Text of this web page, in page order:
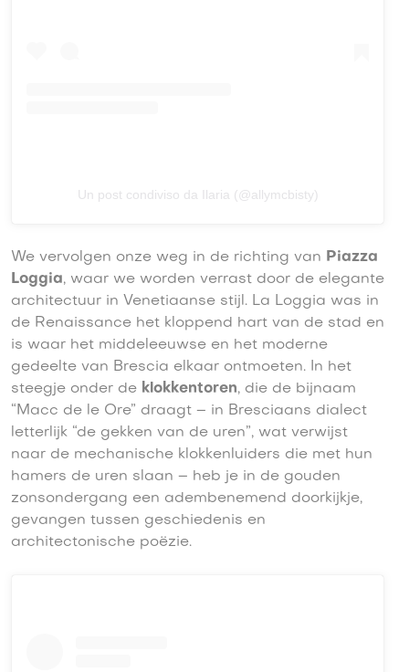
Un post condiviso da Ilaria (@allymcbisty)
We vervolgen onze weg in de richting van Piazza
Loggia, waar we worden verrast door de elegante
architectuur in Venetiaanse stijl. La Loggia was in
de Renaissance het kloppend hart van de stad en
is waar het middeleeuwse en het moderne
gedeelte van Brescia elkaar ontmoeten. In het
steegje onder de klokkentoren, die de bijnaam
“Macc de le Ore” draagt – in Bresciaans dialect
letterlijk “de gekken van de uren”, wat verwijst
naar de mechanische klokkenluiders die met hun
hamers de uren slaan – heb je in de gouden
zonsondergang een adembenemend doorkijkje,
gevangen tussen geschiedenis en
architectonische poëzie.